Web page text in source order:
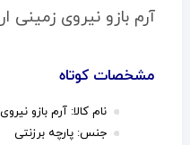
آرم بازو نیروی زمینی
مشخصات کوتاه
نام کالا: آرم بازو
جنس: پارچه برزنتی